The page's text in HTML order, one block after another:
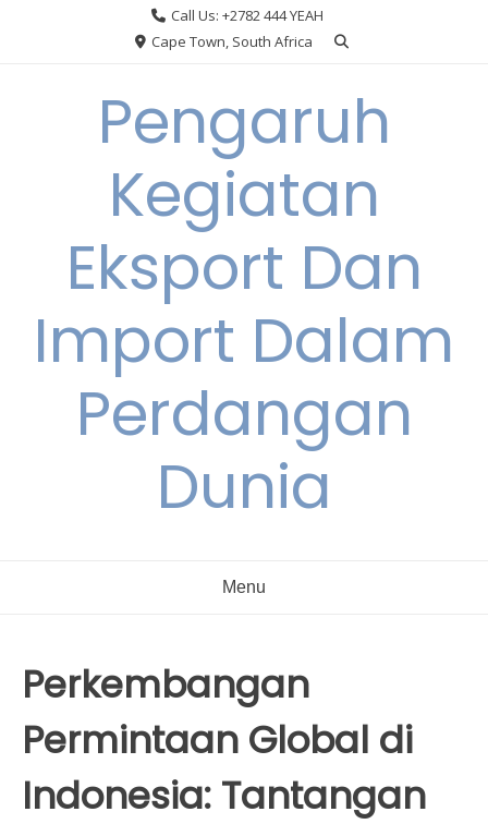
Call Us: +2782 444 YEAH
Cape Town, South Africa
Pengaruh
Kegiatan
Eksport Dan
Import Dalam
Perdangan
Dunia
Menu
Perkembangan
Permintaan Global di
Indonesia: Tantangan